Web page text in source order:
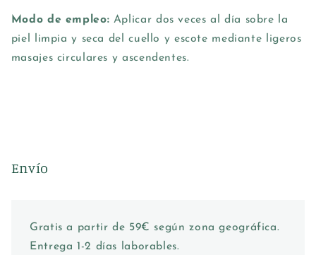
Modo de empleo: Aplicar dos veces al día sobre la
piel limpia y seca del cuello y escote mediante ligeros
masajes circulares y ascendentes.
Envío
Gratis a partir de 59€ según zona geográfica.
Entrega 1-2 días laborables.